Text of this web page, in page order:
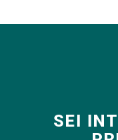
SEI